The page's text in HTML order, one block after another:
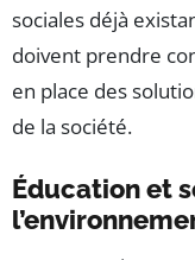
sociales déjà
doivent prendre
en place des
de la société.
Éducation et